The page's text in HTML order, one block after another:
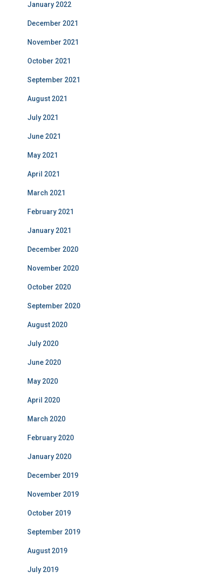
January 2022
December 2021
November 2021
October 2021
September 2021
August 2021
July 2021
June 2021
May 2021
April 2021
March 2021
February 2021
January 2021
December 2020
November 2020
October 2020
September 2020
August 2020
July 2020
June 2020
May 2020
April 2020
March 2020
February 2020
January 2020
December 2019
November 2019
October 2019
September 2019
August 2019
July 2019